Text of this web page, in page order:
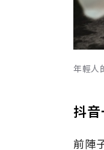
年輕人
抖
前陣